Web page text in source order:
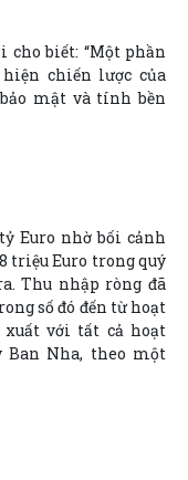
cho biết: “Một phần
chiến lược của
mật và tính bền
Euro nhờ bối cảnh
triệu Euro trong quý
Thu nhập ròng đã
số đó đến từ hoạt
với tất cả hoạt
Ban Nha, theo một